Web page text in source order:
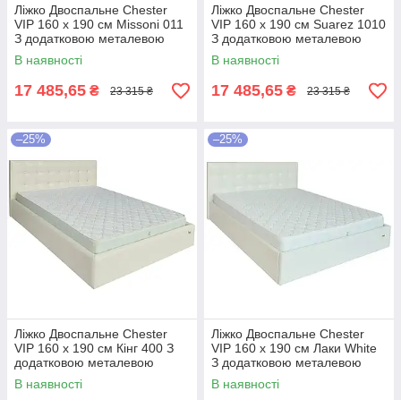
Ліжко Двоспальне Chester
VIP 160 х 190 см Missoni 011
З додатковою металевою
цільнозварною рамою
Темно-коричневий
В наявності
17 485,65 ₴ 23 315 ₴
Ліжко Двоспальне Chester
VIP 160 х 190 см Suarez 1010
З додатковою металевою
цільнозварною рамою
Коричневий
В наявності
17 485,65 ₴ 23 315 ₴
–25%
Ліжко Двоспальне Chester
VIP 160 х 190 см Кінг 400 З
додатковою металевою
цільнозварною рамою C1
Білий
В наявності
–25%
Ліжко Двоспальне Chester
VIP 160 х 190 см Лаки White
З додатковою металевою
цільнозварною рамою Білий
В наявності